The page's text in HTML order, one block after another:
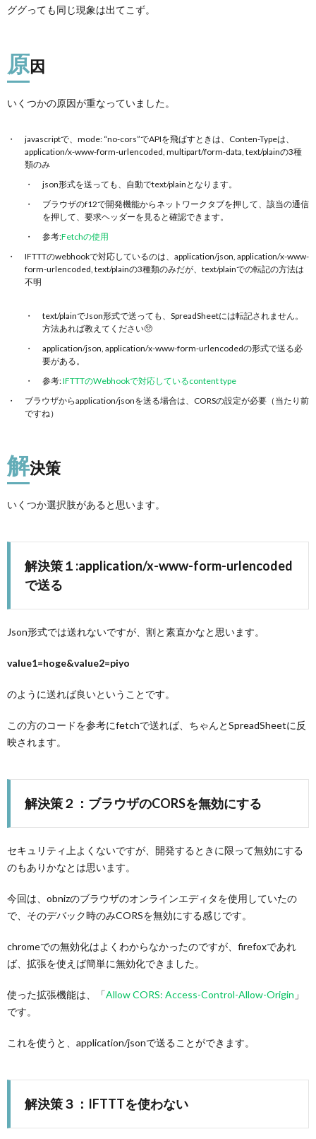
ググっても同じ現象は出てこず。
原因
いくつかの原因が重なっていました。
javascriptで、mode: “no-cors”でAPIを飛ばすときは、Conten-Typeは、
application/x-www-form-urlencoded, multipart/form-data, text/plainの3種
類のみ
json形式を送っても、自動でtext/plainとなります。
ブラウザのf12で開発機能からネットワークタブを押して、該当の通信
を押して、要求ヘッダーを見ると確認できます。
参考:Fetchの使用
IFTTTのwebhookで対応しているのは、application/json, application/x-www-
form-urlencoded, text/plainの3種類のみだが、text/plainでの転記の方法は
不明
text/plainでJson形式で送っても、SpreadSheetには転記されません。
方法あれば教えてください🥺
application/json, application/x-www-form-urlencodedの形式で送る必
要がある。
参考:IFTTTのWebhookで対応しているcontent type
ブラウザからapplication/jsonを送る場合は、CORSの設定が必要（当たり前
ですね）
解決策
いくつか選択肢があると思います。
解決策１:application/x-www-form-urlencoded
で送る
Json形式では送れないですが、割と素直かなと思います。
value1=hoge&value2=piyo
のように送れば良いということです。
この方のコードを参考にfetchで送れば、ちゃんとSpreadSheetに反
映されます。
解決策２：ブラウザのCORSを無効にする
セキュリティ上よくないですが、開発するときに限って無効にする
のもありかなとは思います。
今回は、obnizのブラウザのオンラインエディタを使用していたの
で、そのデバック時のみCORSを無効にする感じです。
chromeでの無効化はよくわからなかったのですが、firefoxであれ
ば、拡張を使えば簡単に無効化できました。
使った拡張機能は、「Allow CORS: Access-Control-Allow-Origin 」
です。
これを使うと、application/jsonで送ることができます。
解決策３：IFTTTを使わない